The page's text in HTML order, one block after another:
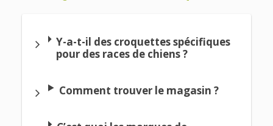
Y-a-t-il des croquettes spécifiques
pour des races de chiens ?
Comment trouver le magasin ?